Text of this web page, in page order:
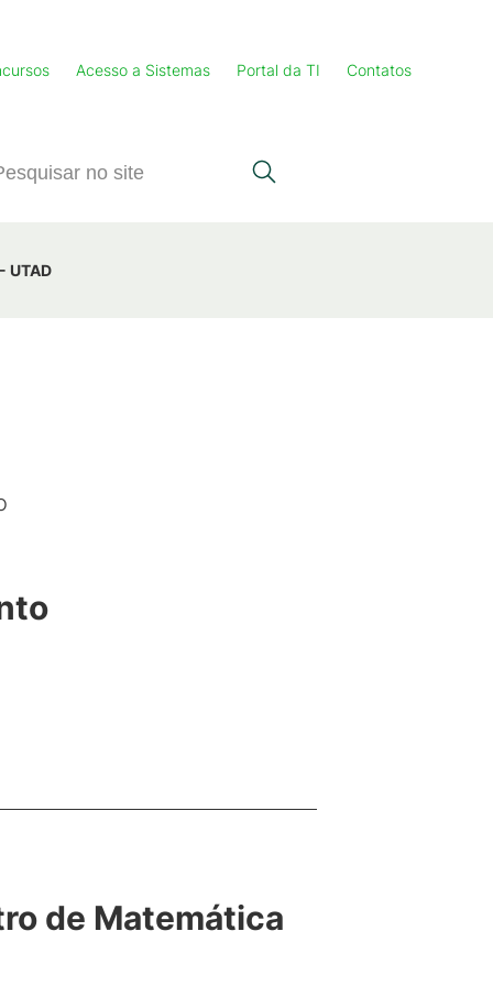
Acesso a Sistemas Portal da TI Contatos
UTAD
de Matemática